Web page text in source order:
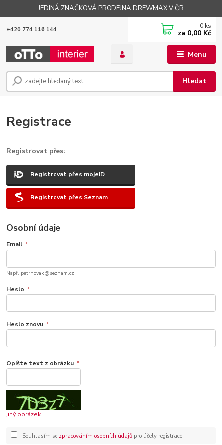
JEDINÁ ZNAČKOVÁ PRODEJNA DREWMAX V ČR
Menu
Hledat
+420 774 116 144 0 ks
za 0,00 Kč
Registrace
Registrovat přes:
Registrovat přes mojeID
Registrovat přes Seznam
Osobní údaje
Email *
Např. petrnovak@seznam.cz
Heslo *
Heslo znovu *
Opište text z obrázku *
jiný obrázek
Souhlasím se zpracováním osobních údajůpro účely registrace.